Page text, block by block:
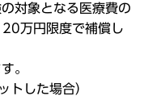
対象となる医療費の
万円限度で補償し
。
トした場合）